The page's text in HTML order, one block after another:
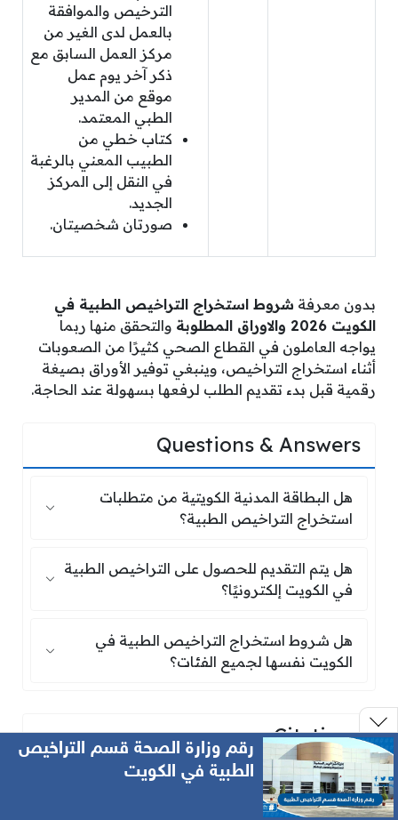
الترخيص والموافقة
بالعمل لدى الغير من
مركز العمل السابق مع
ذكر آخر يوم عمل
موقع من المدير
الطبي المعتمد.
كتاب خطي من
الطبيب المعني بالرغبة
في النقل إلى المركز
الجديد.
صورتان شخصيتان.
بدون معرفة شروط استخراج التراخيص الطبية في
الكويت 2026 والاوراق المطلوبة
والتحقق منها ربما
يواجه العاملون في القطاع الصحي كثيرًا من الصعوبات
أثناء استخراج التراخيص، وينبغي توفير الأوراق بصيغة
رقمية قبل بدء تقديم الطلب لرفعها بسهولة عند الحاجة.
Questions & Answers
هل البطاقة المدنية الكويتية من
هل البطاقة المدنية الكويتية من متطلبات
استخراج التراخيص الطبية؟
هل يتم التقديم للحصول على التراخيص
هل يتم التقديم للحصول على التراخيص الطبية
في الكويت إلكترونيًا؟
هل شروط استخراج التراخيص الطبية
هل شروط استخراج التراخيص الطبية في
الكويت نفسها لجميع الفئات؟
Citations
Share on ...
رقم وزارة الصحة قسم التراخيص
الطبية في الكويت